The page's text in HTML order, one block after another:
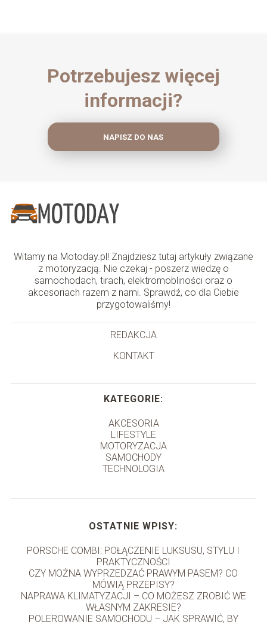
Potrzebujesz więcej
informacji?
NAPISZ DO NAS
Witamy na Motoday.pl! Znajdziesz tutaj artykuły związane
z motoryzacją. Nie czekaj - poszerz wiedzę o
samochodach, tirach, elektromobliności oraz o
akcesoriach razem z nami. Sprawdź, co dla Ciebie
przygotowaliśmy!
REDAKCJA
KONTAKT
KATEGORIE:
AKCESORIA
LIFESTYLE
MOTORYZACJA
SAMOCHODY
TECHNOLOGIA
OSTATNIE WPISY:
PORSCHE COMBI: POŁĄCZENIE LUKSUSU, STYLU I
PRAKTYCZNOŚCI
CZY MOŻNA WYPRZEDZAĆ PRAWYM PASEM? CO
MÓWIĄ PRZEPISY?
NAPRAWA KLIMATYZACJI – CO MOŻESZ ZROBIĆ WE
WŁASNYM ZAKRESIE?
POLEROWANIE SAMOCHODU – JAK SPRAWIĆ, BY